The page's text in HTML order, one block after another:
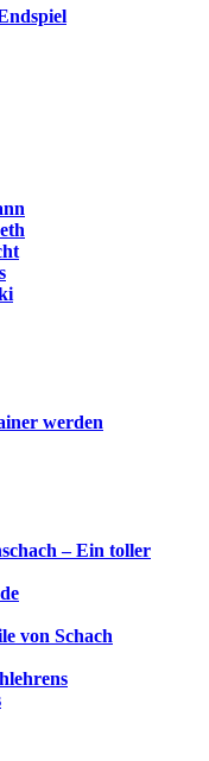
werden
– Ein toller
von Schach‎